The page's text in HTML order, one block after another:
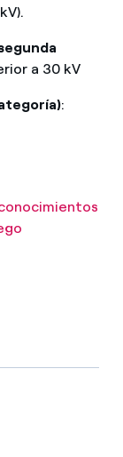
a 30 kV
: